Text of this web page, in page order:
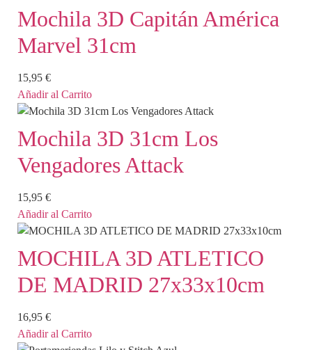
Mochila 3D Capitán América
Marvel 31cm
15,95 €
Añadir al Carrito
Mochila 3D 31cm Los
Vengadores Attack
15,95 €
Añadir al Carrito
MOCHILA 3D ATLETICO
DE MADRID 27x33x10cm
16,95 €
Añadir al Carrito